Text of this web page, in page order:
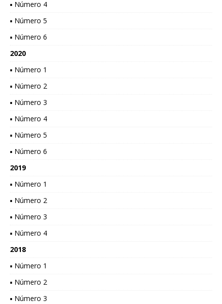
▪ Número 4
▪ Número 5
▪ Número 6
2020
▪ Número 1
▪ Número 2
▪ Número 3
▪ Número 4
▪ Número 5
▪ Número 6
2019
▪ Número 1
▪ Número 2
▪ Número 3
▪ Número 4
2018
▪ Número 1
▪ Número 2
▪ Número 3